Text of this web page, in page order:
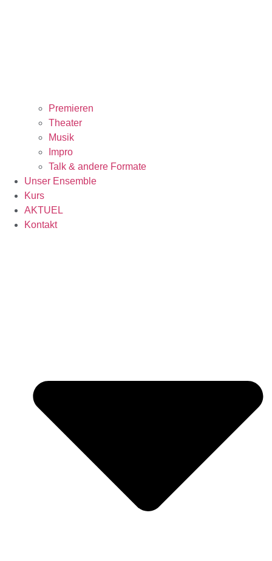
Premieren
Theater
Musik
Impro
Talk & andere Formate
Unser Ensemble
Kurs
AKTUEL
Kontakt